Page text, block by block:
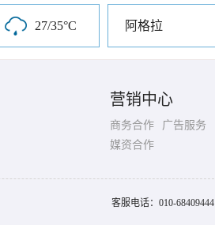
27/35°C 阿格拉
营销中心
商务合作
广告服务
媒资合作
客服电话： 010-68409444